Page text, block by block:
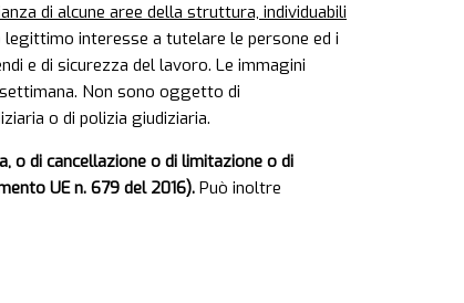
di alcune aree della struttura, individuabili
interesse a tutelare le persone ed i
e di sicurezza del lavoro. Le immagini
Non sono oggetto di
o di polizia giudiziaria.
o di cancellazione o di limitazione o di
UE n. 679 del 2016). Può inoltre